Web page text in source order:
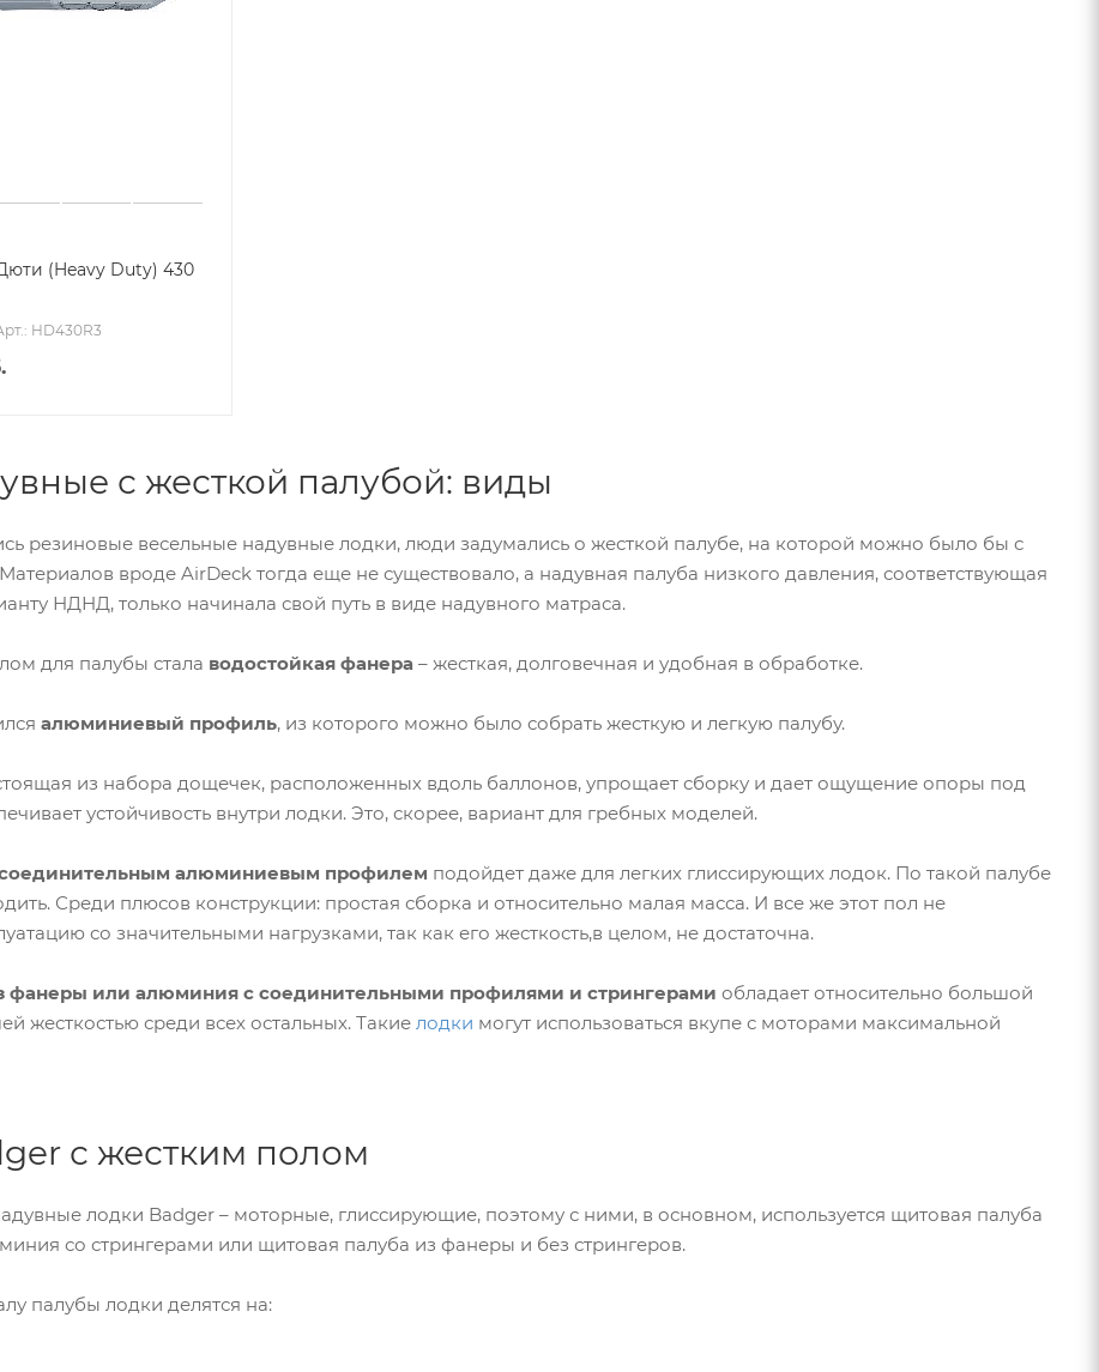
(Heavy Duty) 430
HD430R3
с жесткой палубой: виды
резиновые весельные надувные лодки, люди задумались о жесткой палубе, на которой можно было бы с
вроде AirDeck тогда еще не существовало, а надувная палуба низкого давления, соответствующая
НДНД, только начинала свой путь в виде надувного матраса.
для палубы стала водостойкая фанера – жесткая, долговечная и удобная в обработке.
алюминиевый профиль, из которого можно было собрать жесткую и легкую палубу.
из набора дощечек, расположенных вдоль баллонов, упрощает сборку и дает ощущение опоры под
устойчивость внутри лодки. Это, скорее, вариант для гребных моделей.
соединительным алюминиевым профилем подойдет даже для легких глиссирующих лодок. По такой палубе
Среди плюсов конструкции: простая сборка и относительно малая масса. И все же этот пол не
со значительными нагрузками, так как его жесткость,в целом, не достаточна.
фанеры или алюминия с соединительными профилями и стрингерами обладает относительно большой
жесткостью среди всех остальных. Такие лодки могут использоваться вкупе с моторами максимальной
с жестким полом
лодки Badger – моторные, глиссирующие, поэтому с ними, в основном, используется щитовая палуба
со стрингерами или щитовая палуба из фанеры и без стрингеров.
палубы лодки делятся на: